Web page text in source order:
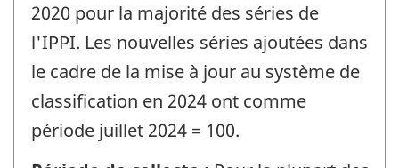
2020 pour la majorité des séries de
l'IPPI. Les nouvelles séries ajoutées dans
le cadre de la mise à jour au système de
classification en 2024 ont comme
période juillet 2024 = 100.